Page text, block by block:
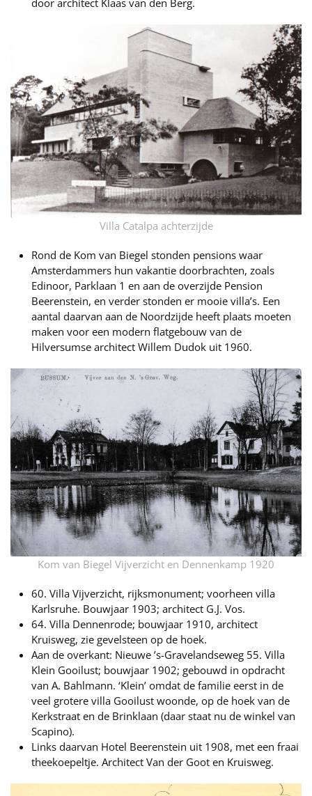
door architect Klaas van den Berg.
Villa Catalpa achterzijde
Rond de Kom van Biegel stonden pensions waar
Amsterdammers hun vakantie doorbrachten, zoals
Edinoor, Parklaan 1 en aan de overzijde Pension
Beerenstein, en verder stonden er mooie villa’s. Een
aantal daarvan aan de Noordzijde heeft plaats moeten
maken voor een modern flatgebouw van de
Hilversumse architect Willem Dudok uit 1960.
Kom van Biegel Vijverzicht en Dennenkamp 1920
60. Villa Vijverzicht, rijksmonument; voorheen villa
Karlsruhe. Bouwjaar 1903; architect G.J. Vos.
64. Villa Dennenrode; bouwjaar 1910, architect
Kruisweg, zie gevelsteen op de hoek.
Aan de overkant: Nieuwe ’s-Gravelandseweg 55. Villa
Klein Gooilust; bouwjaar 1902; gebouwd in opdracht
van A. Bahlmann. ‘Klein’ omdat de familie eerst in de
veel grotere villa Gooilust woonde, op de hoek van de
Kerkstraat en de Brinklaan (daar staat nu de winkel van
Scapino).
Links daarvan Hotel Beerenstein uit 1908, met een fraai
theekoepeltje. Architect Van der Goot en Kruisweg.